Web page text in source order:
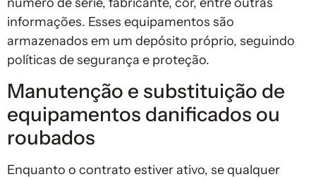
informações. Esses equipamentos são
armazenados em um depósito próprio, seguindo
políticas de segurança e proteção.
Manutenção e substituição de
equipamentos danificados ou
roubados
Enquanto o contrato estiver ativo, se qualquer